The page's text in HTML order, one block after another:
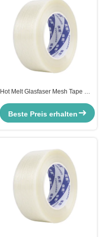
Hot Melt Glasfaser Mesh Tape mit
Beste Preis erhalten